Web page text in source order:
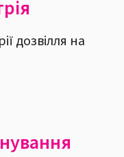
дозвілля на